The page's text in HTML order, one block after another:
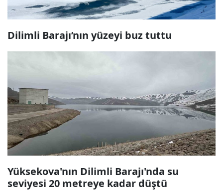
Dilimli Barajı’nın yüzeyi buz tuttu
Yüksekova'nın Dilimli Barajı'nda su
seviyesi 20 metreye kadar düştü